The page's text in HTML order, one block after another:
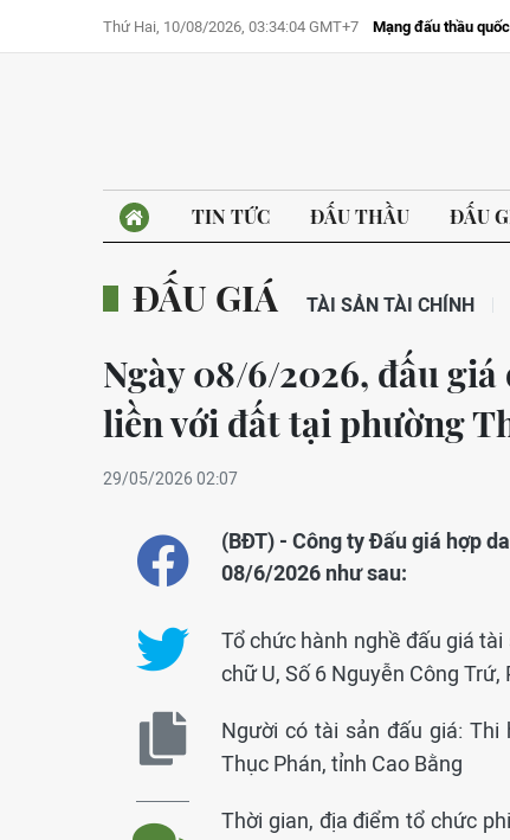
Thứ Hai, 10/08/2026, 03:34:04 GMT+7 Mạng đấu thầu
TIN TỨC ĐẤU THẦU ĐẤU
ĐẤU GIÁ TÀI SẢN TÀI CHÍNH
Ngày 08/6/2026, đấu
liền với đất tại phường
29/05/2026 02:07
(BĐT) - Công ty Đấu giá hợp
08/6/2026 như sau:
Tổ chức hành nghề đấu giá
chữ U, Số 6 Nguyễn Công Trứ,
Người có tài sản đấu giá: Thi
Thục Phán, tỉnh Cao Bằng
Thời gian, địa điểm tổ chức